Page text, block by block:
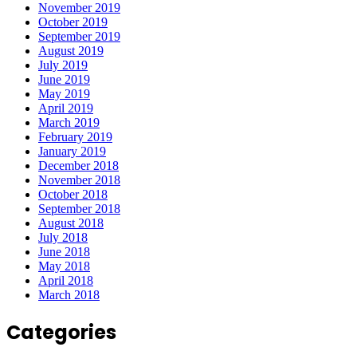
November 2019
October 2019
September 2019
August 2019
July 2019
June 2019
May 2019
April 2019
March 2019
February 2019
January 2019
December 2018
November 2018
October 2018
September 2018
August 2018
July 2018
June 2018
May 2018
April 2018
March 2018
Categories